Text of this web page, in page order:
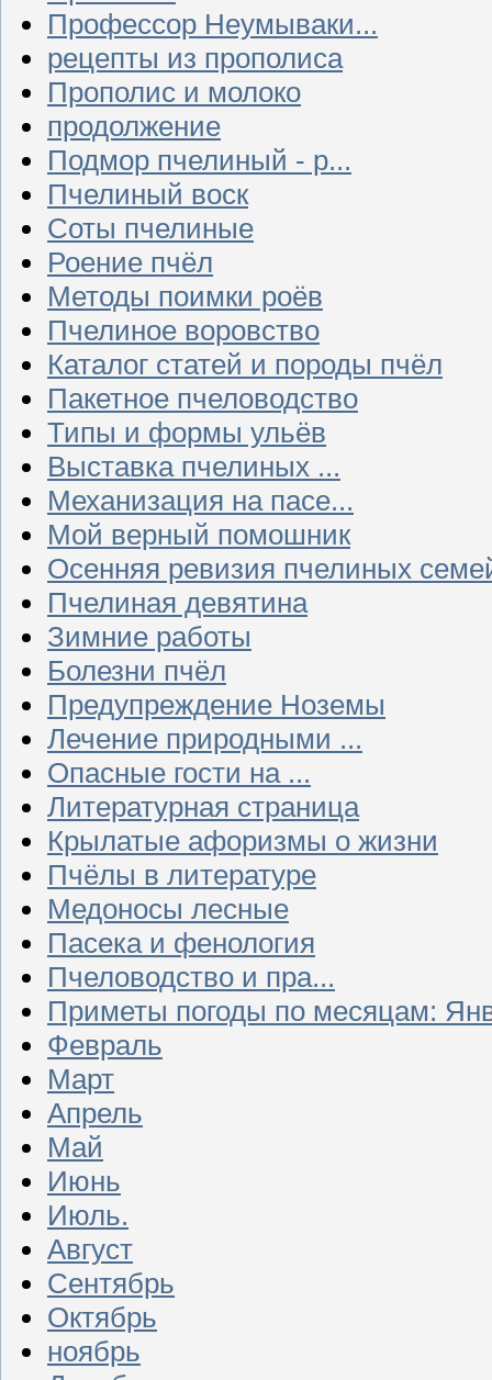
Профессор Неумываки...
рецепты из прополиса
Прополис и молоко
продолжение
Подмор пчелиный - р...
Пчелиный воск
Соты пчелиные
Роение пчёл
Методы поимки роёв
Пчелиное воровство
Каталог статей и породы пчёл
Пакетное пчеловодство
Типы и формы ульёв
Выставка пчелиных ...
Механизация на пасе...
Мой верный помошник
Осенняя ревизия пчелиных
Пчелиная девятина
Зимние работы
Болезни пчёл
Предупреждение Ноземы
Лечение природными ...
Опасные гости на ...
Литературная страница
Крылатые афоризмы о жизни
Пчёлы в литературе
Медоносы лесные
Пасека и фенология
Пчеловодство и пра...
Приметы погоды по месяцам:
Февраль
Март
Апрель
Май
Июнь
Июль.
Август
Сентябрь
Октябрь
ноябрь